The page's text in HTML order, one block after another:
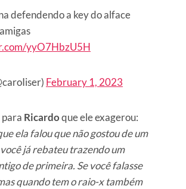
defendendo a key do alface
yyO7HbzU5H
February 1, 2023
Ricardoque ele exagerou:
ela falou que não gostou de um
já rebateu trazendo um
de primeira. Se você falasse
quando tem o raio-x também